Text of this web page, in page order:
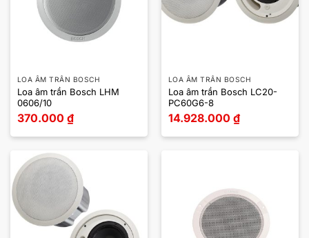
LOA ÂM TRẦN BOSCH
Loa âm trần Bosch LHM
0606/10
370.000 ₫
LOA ÂM TRẦN BOSCH
Loa âm trần Bosch LC20-
PC60G6-8
14.928.000 ₫